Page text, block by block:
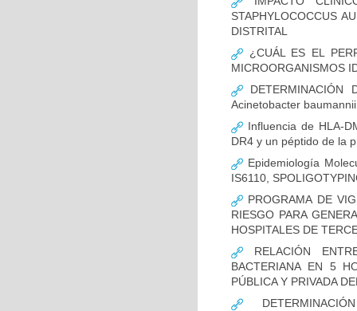
STAPHYLOCOCCUS
DISTRITAL
¿CUÁL ES EL
MICROORGANISMOS
DETERMINACIÓN
Acinetobacter
Influencia de HLA-
DR4 y un péptido de la
Epidemiología
IS6110,
PROGRAMA DE
RIESGO PARA
HOSPITALES DE
RELACIÓN
BACTERIANA EN 5
PÚBLICA Y PRIVADA